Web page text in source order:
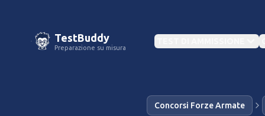
TestBuddy
Preparazione su misura
Concorsi Forze Armate